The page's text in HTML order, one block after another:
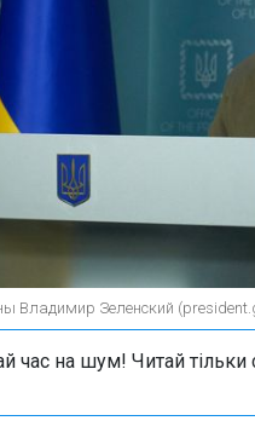
Владимир Зеленский
час на шум! Читай тільки